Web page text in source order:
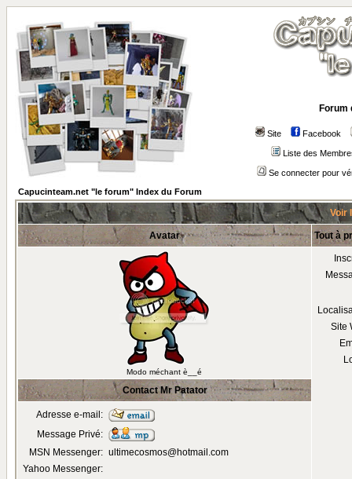
Forum
Site Facebook
Liste des
Se connecter pour
Capucinteam.net "le forum" Index du Forum
Voir
Avatar Tout à
Modo méchant è__é
Site
Contact Mr Patator
Adresse e-mail:
Message Privé:
MSN Messenger: ultimecosmos@hotmail.com
Yahoo Messenger: